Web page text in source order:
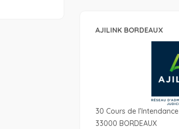
AJILINK BORDEAUX
30 Cours de l’Intendance
33000 BORDEAUX